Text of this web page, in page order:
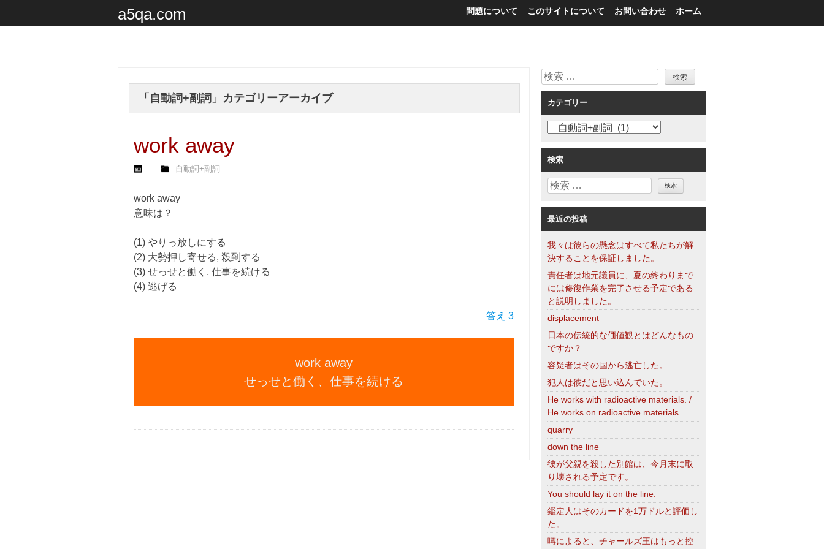
a5qa.com ホーム
お問い合わせ
このサイトについて
問題について
「 自動詞+副詞 」カテゴリーアーカイブ
work away
自動詞+副詞
work away
意味は？
(1) やりっ放しにする
(2) 大勢押し寄せる, 殺到する
(3) せっせと働く, 仕事を続ける
(4) 逃げる
答え 3
work away
せっせと働く、仕事を続ける
検
索
カテゴリー
ゴ
リ
ー
検索
検
最近の投稿
我々は彼らの懸念はすべて私たちが解
決することを保証しました。
責任者は地元議員に、夏の終わりまで
には修復作業を完了させる予定である
と説明しました。
displacement
日本の伝統的な価値観とはどんなもの
ですか？
容疑者はその国から逃亡した。
犯人は彼だと思い込んでいた。
He works with radioactive materials. /
He works on radioactive materials.
quarry
down the line
彼が父親を殺した別館は、今月末に取
り壊される予定です。
You should lay it on the line.
鑑定人はそのカードを1万ドルと評価し
た。
噂によると、チャールズ王はもっと控